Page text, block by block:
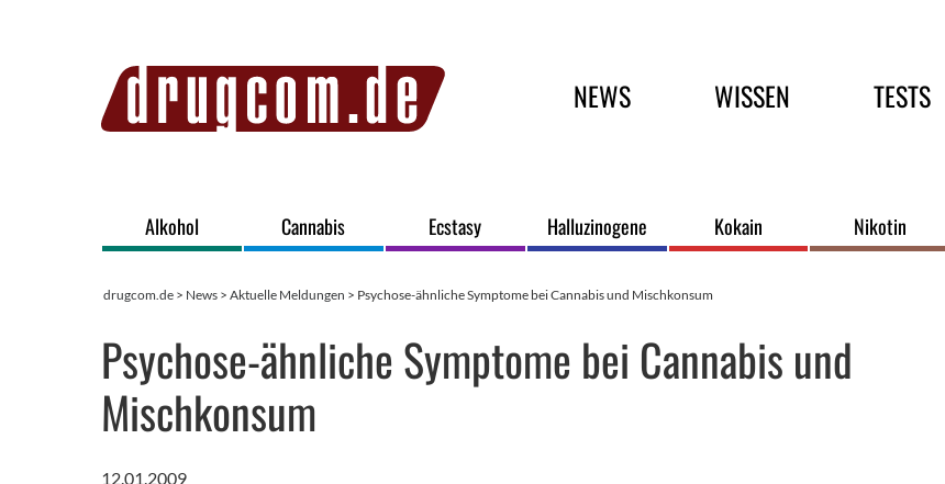
Hauptmenü
NEWS WISSEN TESTS
Alkohol Cannabis Ecstasy Halluzinogene Kokain Nikotin
drugcom.de > News > Aktuelle Meldungen > Psychose-ähnliche Symptome bei Cannabis und Mischkonsum
Psychose-ähnliche Symptome bei Cannabis und
Mischkonsum
12.01.2009